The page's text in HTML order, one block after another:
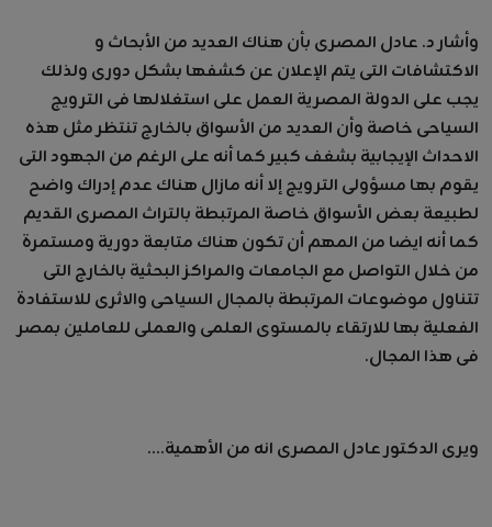
وأشار د. عادل المصرى بأن هناك العديد من الأبحاث و
الاكتشافات التى يتم الإعلان عن كشفها بشكل دورى ولذلك
يجب على الدولة المصرية العمل على استغلالها فى الترويج
السياحى خاصة وأن العديد من الأسواق بالخارج تنتظر مثل هذه
الاحداث الإيجابية بشغف كبير كما أنه على الرغم من الجهود التى
يقوم بها مسؤولى الترويج إلا أنه مازال هناك عدم إدراك واضح
لطبيعة بعض الأسواق خاصة المرتبطة بالتراث المصرى القديم
كما أنه ايضا من المهم أن تكون هناك متابعة دورية ومستمرة
من خلال التواصل مع الجامعات والمراكز البحثية بالخارج التى
تتناول موضوعات المرتبطة بالمجال السياحى والاثرى للاستفادة
الفعلية بها للارتقاء بالمستوى العلمى والعملى للعاملين بمصر
فى هذا المجال.
ويرى الدكتور عادل المصرى انه من الأهمية....